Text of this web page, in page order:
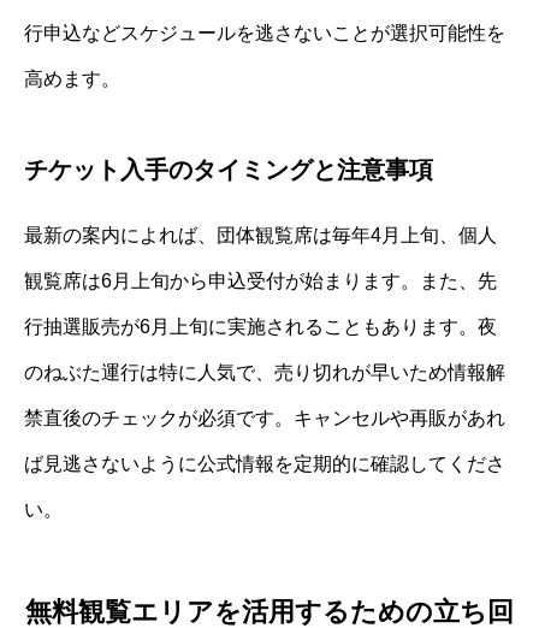
行申込などスケジュールを逃さないことが選択可能性を
高めます。
チケット入手のタイミングと注意事項
最新の案内によれば、団体観覧席は毎年4月上旬、個人
観覧席は6月上旬から申込受付が始まります。また、先
行抽選販売が6月上旬に実施されることもあります。夜
のねぶた運行は特に人気で、売り切れが早いため情報解
禁直後のチェックが必須です。キャンセルや再販があれ
ば見逃さないように公式情報を定期的に確認してくださ
い。
無料観覧エリアを活用するための立ち回